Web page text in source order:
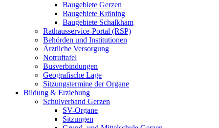
Baugebiete Gerzen
Baugebiete Kröning
Baugebiete Schalkham
Rathausservice-Portal (RSP)
Behörden und Institutionen
Ärztliche Versorgung
Notruftafel
Busverbindungen
Geografische Lage
Sitzungstermine der Organe
Bildung & Erziehung
Schulverband Gerzen
SV-Organe
Sitzungen